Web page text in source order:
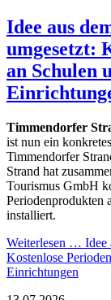
Idee aus
umgesetzt:
an Schulen
Timmendorfer
ist nun ein
Timmendorfer
Strand hat
Tourismus GmbH
Periodenprodukten
installiert.
Weiterlesen … Idee
Kostenlose
Einrichtungen